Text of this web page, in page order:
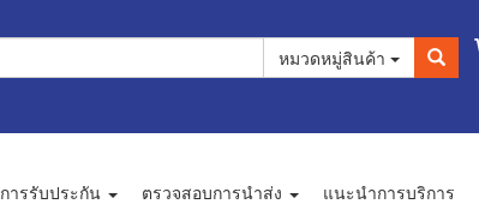
หมวดหมู่สินค้า
การรับประกัน ตรวจสอบการนำส่ง แนะนำการบริการ